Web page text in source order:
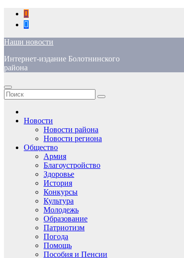
Перейти
содержимому
Наши новости
Интернет-издание Болотнинского
района
Новости
Новости района
Новости региона
Общество
Армия
Благоустройство
Здоровье
История
Конкурсы
Культура
Молодежь
Образование
Патриотизм
Погода
Помощь
Пособия и Пенсии